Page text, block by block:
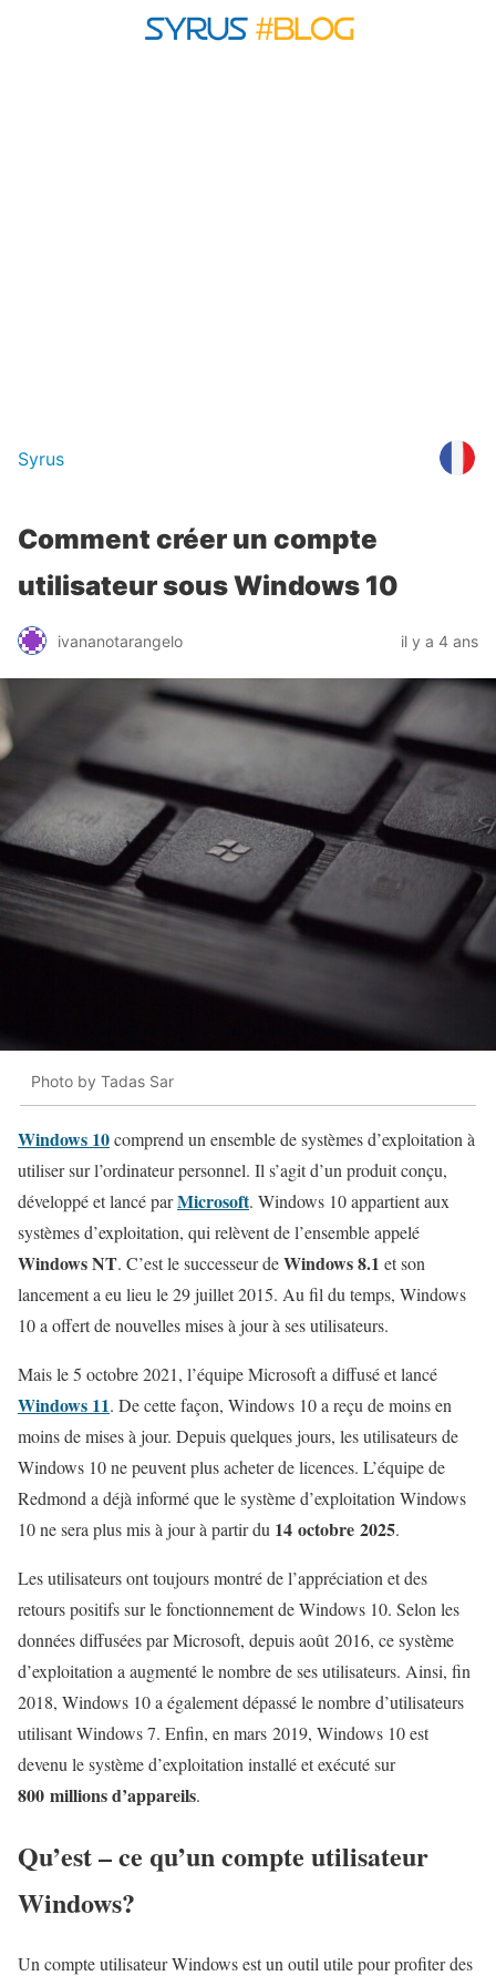
Syrus
Comment créer un compte
utilisateur sous Windows 10
ivananotarangelo il y a 4 ans
Photo by Tadas Sar
Windows 10comprend un ensemble de systèmes d’exploitation à
utiliser sur l’ordinateur personnel. Il s’agit d’un produit conçu,
développé et lancé parMicrosoft. Windows 10 appartient aux
systèmes d’exploitation, qui relèvent de l’ensemble appelé
Windows NT. C’est le successeur deWindows 8.1 et son
lancement a eu lieu le 29 juillet 2015. Au fil du temps, Windows
10 a offert de nouvelles mises à jour à ses utilisateurs.
Mais le 5 octobre 2021, l’équipe Microsoft a diffusé et lancé
Windows 11. De cette façon, Windows 10 a reçu de moins en
moins de mises à jour. Depuis quelques jours, les utilisateurs de
Windows 10 ne peuvent plus acheter de licences. L’équipe de
Redmond a déjà informé que le système d’exploitation Windows
10 ne sera plus mis à jour à partir du 14 octobre 2025.
Les utilisateurs ont toujours montré de l’appréciation et des
retours positifs sur le fonctionnement de Windows 10. Selon les
données diffusées par Microsoft, depuis août 2016, ce système
d’exploitation a augmenté le nombre de ses utilisateurs. Ainsi, fin
2018, Windows 10 a également dépassé le nombre d’utilisateurs
utilisant Windows 7. Enfin, en mars 2019, Windows 10 est
devenu le système d’exploitation installé et exécuté sur
800 millions d’appareils.
Qu’est – ce qu’un compte utilisateur
Windows?
Un compte utilisateur Windows est un outil utile pour profiter des